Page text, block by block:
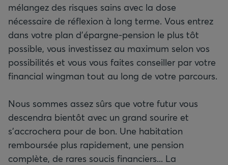
mélangez des risques sains avec la dose
nécessaire de réflexion à long terme. Vous entrez
dans votre plan d’épargne-pension le plus tôt
possible, vous investissez au maximum selon vos
possibilités et vous vous faites conseiller par votre
financial wingman tout au long de votre parcours.
Nous sommes assez sûrs que votre futur vous
descendra bientôt avec un grand sourire et
s’accrochera pour de bon. Une habitation
remboursée plus rapidement, une pension
complète, de rares soucis financiers... La